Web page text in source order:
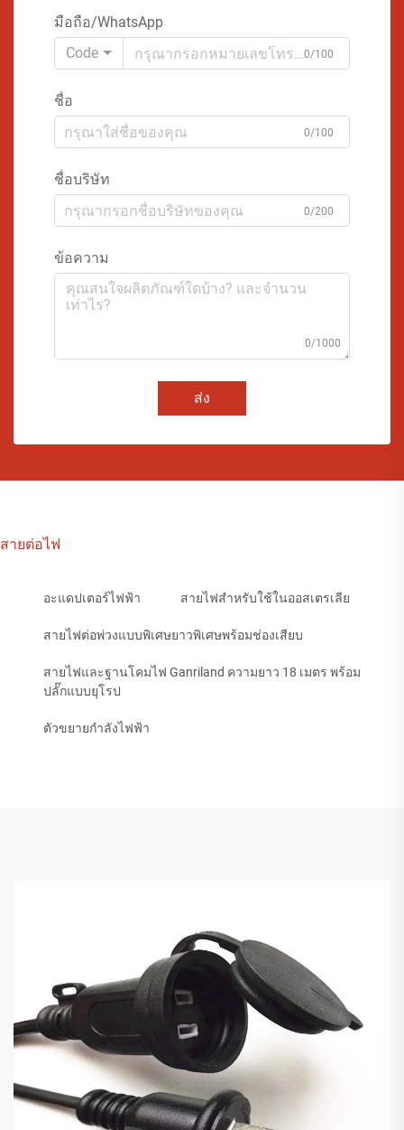
มือถือ/WhatsApp
Code
0/100
ชื่อ
0/100
ชื่อบริษัท
0/200
ข้อความ
0/1000
ส่ง
สายต่อไฟ
อะแดปเตอร์ไฟฟ้า สายไฟสำหรับใช้ในออสเตรเลีย
สายไฟต่อพ่วงแบบพิเศษยาวพิเศษพร้อมช่องเสียบ
สายไฟและฐานโคมไฟ Ganriland ความยาว 18 เมตร พร้อม
ปลั๊กแบบยุโรป
ตัวขยายกำลังไฟฟ้า